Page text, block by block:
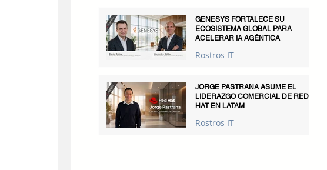
GENESYS FORTALECE SU
ECOSISTEMA GLOBAL PARA
ACELERAR IA AGÉNTICA
Rostros IT
JORGE PASTRANA ASUME EL
LIDERAZGO COMERCIAL DE RED
HAT EN LATAM
Rostros IT